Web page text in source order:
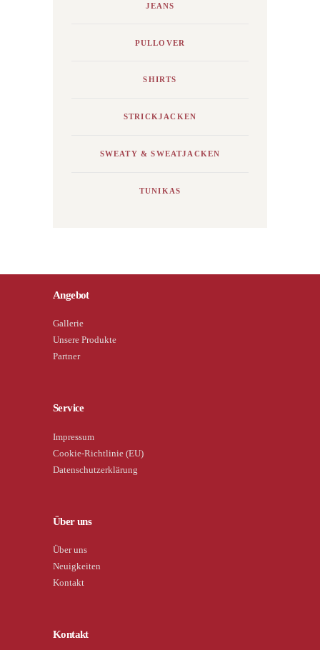
JEANS
PULLOVER
SHIRTS
STRICKJACKEN
SWEATY & SWEATJACKEN
TUNIKAS
Angebot
Gallerie
Unsere Produkte
Partner
Service
Impressum
Cookie-Richtlinie (EU)
Datenschutzerklärung
Über uns
Über uns
Neuigkeiten
Kontakt
Kontakt